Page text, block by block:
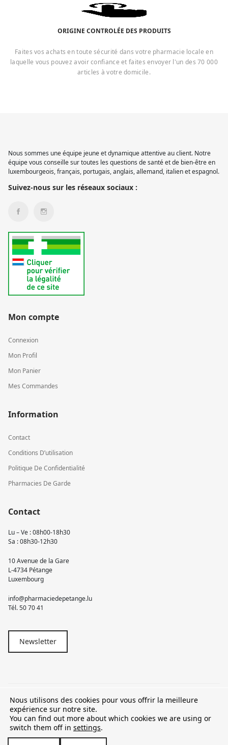
ORIGINE CONTROLÉE DES PRODUITS
Faites vos achats en toute sécurité dans votre pharmacie locale en
laquelle vous pouvez avoir confiance et faites envoyer l'un des 70 000
articles à votre domicile.
Nous sommes une équipe jeune et dynamique attentive au client. Notre
équipe vous conseille sur toutes les questions de santé et de bien-être en
luxembourgeois, français, portugais, anglais, allemand, italien et espagnol.
Suivez-nous sur les réseaux sociaux :
Mon compte
Connexion
Mon Profil
Mon Panier
Mes Commandes
Information
Contact
Conditions D’utilisation
Politique De Confidentialité
Pharmacies De Garde
Contact
Lu – Ve : 08h00-18h30
Sa : 08h30-12h30
10 Avenue de la Gare
L-4734 Pétange
Luxembourg
info@pharmaciedepetange.lu
Tél.50 70 41
Newsletter
© 2026 Pharmacie Pétange
TVA LU15581262
Nous utilisons des cookies pour vous offrir la meilleure
expérience sur notre site.
You can find out more about which cookies we are using or
switch them off in settings.